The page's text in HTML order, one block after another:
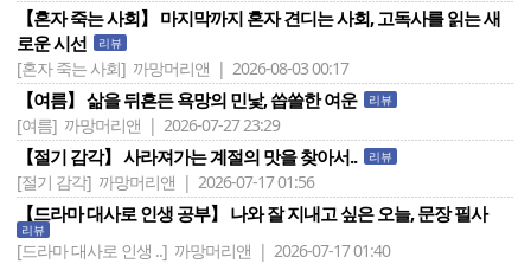
【혼자 죽는 사회】 마지막까지 혼자 견디는 사회, 고독사를 읽는 새
로운 시선
리뷰
[혼자 죽는 사회] 까망머리앤 | 2026-08-03 00:17
【여름】 삶을 뒤흔든 욕망의 민낯, 씁쓸한 여운 리뷰
[여름] 까망머리앤 | 2026-07-27 23:29
【절기 감각】 사라져가는 계절의 맛을 찾아서.. 리뷰
[절기 감각] 까망머리앤 | 2026-07-17 01:56
【드라마 대사로 인생 공부】 나와 잘 지내고 싶은 오늘, 문장 필사
리뷰
[드라마 대사로 인생 ..] 까망머리앤 | 2026-07-17 01:40